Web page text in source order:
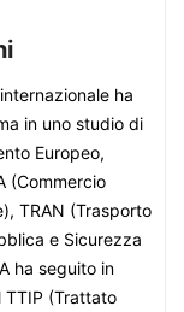
ha
in uno studio di
Europeo,
(Commercio
TRAN (Trasporto
e Sicurezza
ha seguito in
TTIP (Trattato